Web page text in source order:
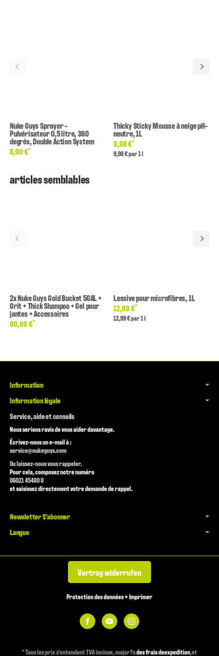
Nuke Guys Sprayer -
Pulvérisateur 0,5 litre, 360
degrés, Double Action System
8,90 €*
Thicky Sticky Mousse à neige pH-
neutre, 1L
9,98 €*
9,98 € par 1 l
articles semblables
2x Nuke Guys Gold Bucket 5GAL +
Grit + Thick Shampoo + Gel pour
jantes + Accessoires
90,99 €*
Lessive pour microfibres, 1L
12,99 €*
12,99 € par 1 l
Information
Information légale
Service, aide et conseils
Nous serions ravis de vous aider davantage.
Écrivez-nous un e-mail à :
service@nukeguys.com
Ou laissez-nous vous rappeler.
Pour cela, composez notre numéro
06021 45480 0
et saisissez directement votre demande de rappel.
Newsletter S'abonner
Langue
Vertrag widerrufen
Protection des données•Imprimer
*Tous les prix s'entendent TVA incluse, major?sdes frais deexpedition,et